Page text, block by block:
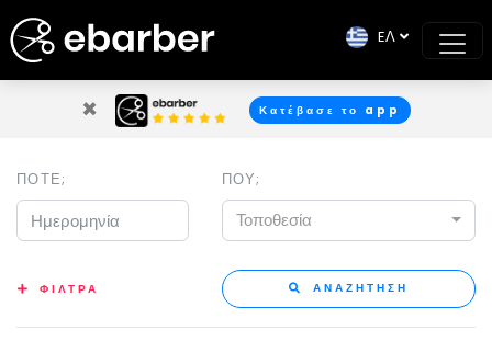
× Κατέβασε το app
EΛ
ΠΟΤΕ; ΠΟΥ;
Τοποθεσία
ΦΙΛΤΡΑ ΑΝΑΖΗΤΗΣΗ